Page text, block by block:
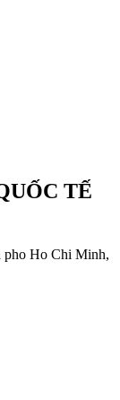
TẾ
pho Ho Chi Minh,